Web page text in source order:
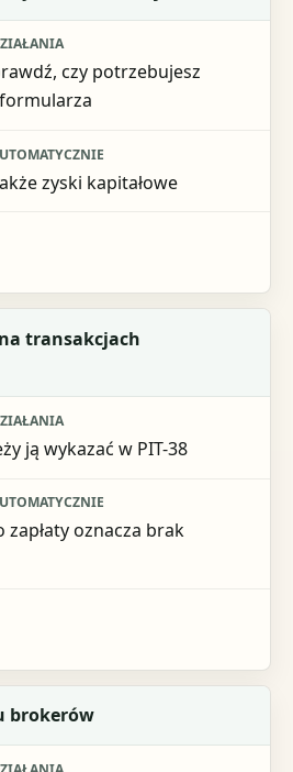
czy potrzebujesz
zyski kapitałowe
transakcjach
ją wykazać w PIT-38
oznacza brak
brokerów